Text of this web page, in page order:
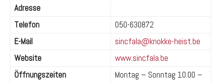
Adresse
Telefon
050-630872
E-Mail
sincfala@knokke-heist.be
Website
www.sincfala.be
Öffnungszeiten
Montag – Sonntag 10.00 –